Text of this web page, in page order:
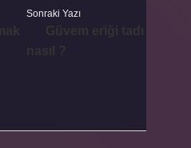
Sonraki Yazı